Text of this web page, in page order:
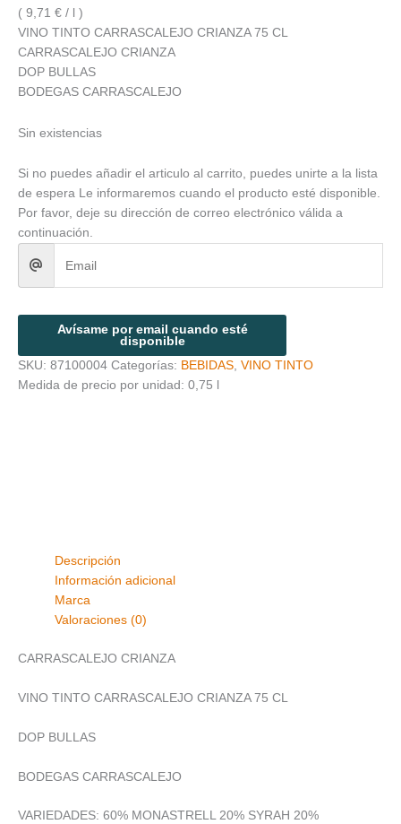
( 9,71 € / l )
VINO TINTO CARRASCALEJO CRIANZA 75 CL
CARRASCALEJO CRIANZA
DOP BULLAS
BODEGAS CARRASCALEJO
Sin existencias
Si no puedes añadir el articulo al carrito, puedes unirte a la lista
de espera Le informaremos cuando el producto esté disponible.
Por favor, deje su dirección de correo electrónico válida a
continuación.
Avísame por email cuando esté
disponible
SKU: 87100004 Categorías: BEBIDAS, VINO TINTO
Medida de precio por unidad: 0,75 l
Descripción
Información adicional
Marca
Valoraciones (0)
CARRASCALEJO CRIANZA
VINO TINTO CARRASCALEJO CRIANZA 75 CL
DOP BULLAS
BODEGAS CARRASCALEJO
VARIEDADES: 60% MONASTRELL 20% SYRAH 20%